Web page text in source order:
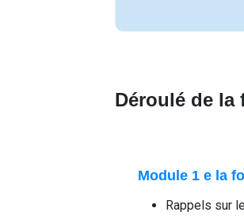
Déroulé de la
Module 1 e la
Rappels sur